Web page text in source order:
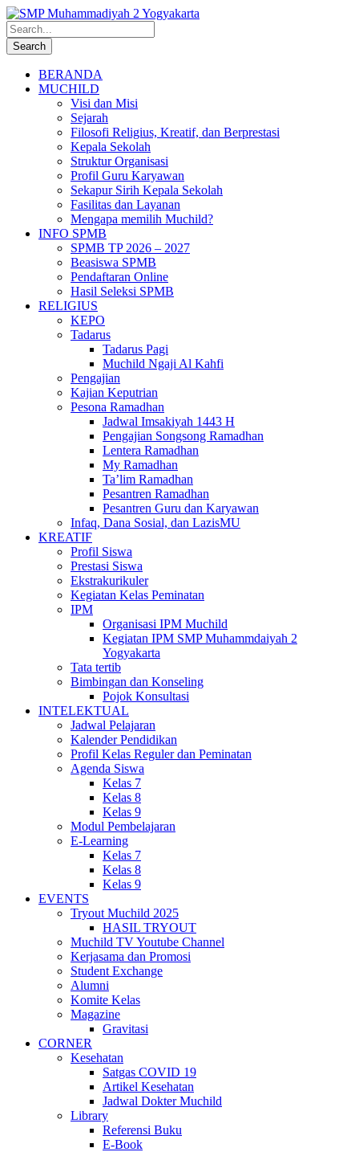
BERANDA
MUCHILD
Visi dan Misi
Sejarah
Filosofi Religius, Kreatif, dan Berprestasi
Kepala Sekolah
Struktur Organisasi
Profil Guru Karyawan
Sekapur Sirih Kepala Sekolah
Fasilitas dan Layanan
Mengapa memilih Muchild?
INFO SPMB
SPMB TP 2026 – 2027
Beasiswa SPMB
Pendaftaran Online
Hasil Seleksi SPMB
RELIGIUS
KEPO
Tadarus
Tadarus Pagi
Muchild Ngaji Al Kahfi
Pengajian
Kajian Keputrian
Pesona Ramadhan
Jadwal Imsakiyah 1443 H
Pengajian Songsong Ramadhan
Lentera Ramadhan
My Ramadhan
Ta’lim Ramadhan
Pesantren Ramadhan
Pesantren Guru dan Karyawan
Infaq, Dana Sosial, dan LazisMU
KREATIF
Profil Siswa
Prestasi Siswa
Ekstrakurikuler
Kegiatan Kelas Peminatan
IPM
Organisasi IPM Muchild
Kegiatan IPM SMP Muhammdaiyah 2
Yogyakarta
Tata tertib
Bimbingan dan Konseling
Pojok Konsultasi
INTELEKTUAL
Jadwal Pelajaran
Kalender Pendidikan
Profil Kelas Reguler dan Peminatan
Agenda Siswa
Kelas 7
Kelas 8
Kelas 9
Modul Pembelajaran
E-Learning
Kelas 7
Kelas 8
Kelas 9
EVENTS
Tryout Muchild 2025
HASIL TRYOUT
Muchild TV Youtube Channel
Kerjasama dan Promosi
Student Exchange
Alumni
Komite Kelas
Magazine
Gravitasi
CORNER
Kesehatan
Satgas COVID 19
Artikel Kesehatan
Jadwal Dokter Muchild
Library
Referensi Buku
E-Book